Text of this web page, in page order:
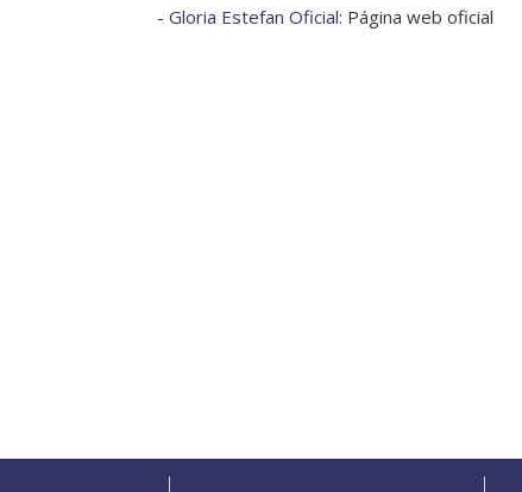
- Gloria Estefan Oficial: Página web oficial